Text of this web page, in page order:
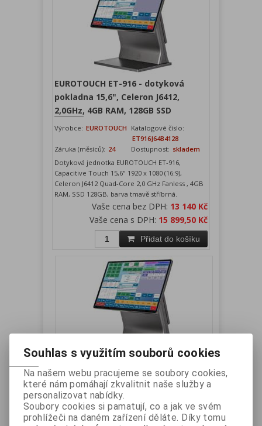
EUROTOUCH ET-916 - dotyková
pokladna 15,6", Celeron J6412,
2,0GHz, 4GB RAM, 128GB SSD
Výrobce: EUROTOUCH Katalogové číslo:
ET916J64B4128
Záruka (měsíců): 24 Dostupnost: skladem
Dotyková jednotka EUROTOUCH ET-916,
Capacitive Touch 15,6" 1920 x 1080 (16:9),
Celeron J6412 Quad-Core 2,0 GHz Fanless , 4GB
RAM, SSD 128GB, barva tmavě stříbrná.
Vaše cena bez DPH: 13 140 Kč
Vaše cena s DPH: 15 899,50 Kč
Přidat do košíku
pokladna 15,6", Celeron J6412,
2,0GHz, 4GB RAM, 256GB SSD
Výrobce:EUROTOUCH Katalogové číslo:
ET916J64B4250
Souhlas s využitím souborů cookies
Na našem webu pracujeme se soubory cookies,
které nám pomáhají zkvalitnit naše služby a
personalizovat nabídky.
Soubory cookies si pamatují, co a jak ve svém
prohlížeči na daném zařízení děláte. Díky tomu